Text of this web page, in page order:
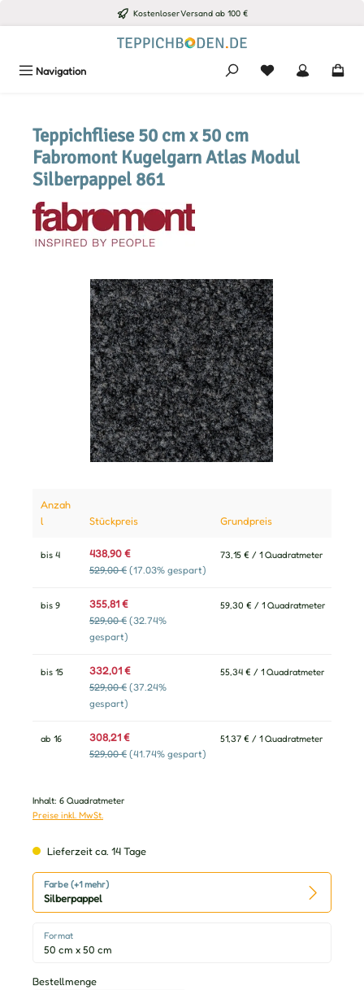
Zum Hauptinhalt springen Kostenloser Versand ab 100 €
Navigation Du hast 0
Teppichfliese 50 cm x 50 cm
Fabromont Kugelgarn Atlas Modul
Silberpappel 861
Bildergalerie überspringen
Anzah
l
Stückpreis Grundpreis
bis 4
438,90 €
529,00 € (17.03% gespart)
73,15 € / 1 Quadratmeter
bis 9
355,81 €
529,00 € (32.74%
gespart)
59,30 € / 1 Quadratmeter
bis 15
332,01 €
529,00 € (37.24%
gespart)
55,34 € / 1 Quadratmeter
ab 16
308,21 €
529,00 € (41.74% gespart)
51,37 € / 1 Quadratmeter
Inhalt: 6 Quadratmeter
Preise inkl. MwSt.
Lieferzeit ca. 14 Tage
Farbe (+1 mehr)
Silberpappel
Format
50 cm x 50 cm
Bestellmenge